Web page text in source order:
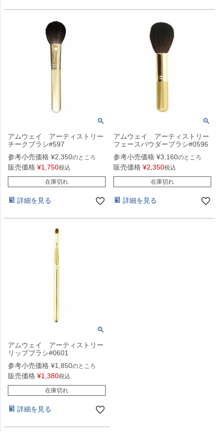
アムウェイ アーティストリー
チークブラシ#597
参考小売価格 ¥2,350のところ
販売価格 ¥1,750税込
在庫切れ
詳細を見る
アムウェイ アーティストリー
フェースパウダーブラシ#0596
参考小売価格 ¥3,160のところ
販売価格 ¥2,350税込
在庫切れ
詳細を見る
アムウェイ アーティストリー
リップブラシ#0601
参考小売価格 ¥1,850のところ
販売価格 ¥1,380税込
在庫切れ
詳細を見る